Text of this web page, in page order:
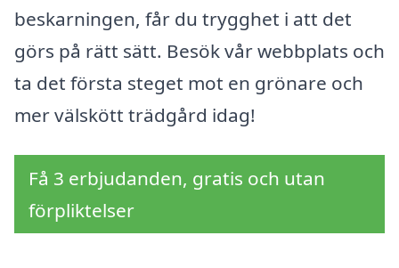
beskarningen, får du trygghet i att det
görs på rätt sätt. Besök vår webbplats och
ta det första steget mot en grönare och
mer välskött trädgård idag!
Få 3 erbjudanden, gratis och utan
förpliktelser